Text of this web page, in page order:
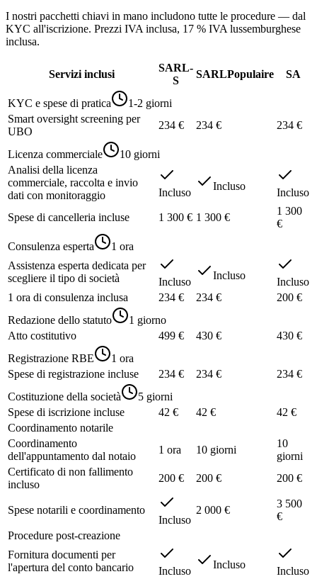
I nostri pacchetti chiavi in mano includono tutte le procedure — dal
KYC all'iscrizione. Prezzi IVA inclusa, 17 % IVA lussemburghese
inclusa.
Servizi inclusi
SARL-
S
SARLPopulaire SA
KYC e spese di pratica
1-2 giorni
Smart oversight screening per
UBO
234 € 234 € 234 €
Licenza commerciale
10 giorni
Analisi della licenza
commerciale, raccolta e invio
dati con monitoraggio
Incluso
Incluso
Incluso
Spese di cancelleria incluse 1 300 € 1 300 €
1 300
€
Consulenza esperta
1 ora
Assistenza esperta dedicata per
scegliere il tipo di società
Incluso
Incluso
Incluso
1 ora di consulenza inclusa
234 € 234 €
200 €
Redazione dello statuto
1 giorno
Atto costitutivo
499 € 430 €
430 €
Registrazione RBE
1 ora
Spese di registrazione incluse
234 € 234 €
234 €
Costituzione della società
5 giorni
Spese di iscrizione incluse
42 € 42 €
42 €
Coordinamento notarile
Coordinamento
dell'appuntamento dal notaio
1 ora 10 giorni
10
giorni
Certificato di non fallimento
incluso
200 € 200 € 200 €
Spese notarili e coordinamento
Incluso
2 000 €
3 500
€
Procedure post-creazione
Fornitura documenti per
l'apertura del conto bancario
Incluso
Incluso
Incluso